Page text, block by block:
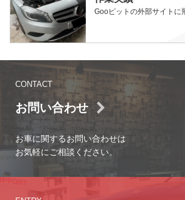
Gooピットの外部サイトに
CONTACT
お問い合わせ
お車に関するお問い合わせは
お気軽にご相談ください。